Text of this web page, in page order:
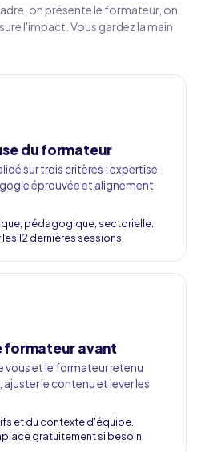
on présente le formateur, on
l'impact. Vous gardez la main
du formateur
sur trois critères : expertise
éprouvée et alignement
pédagogique, sectorielle.
12 dernières sessions.
formateur avant
vous et le formateur retenu
le contenu et lever les
et du contexte d'équipe.
gratuitement si besoin.